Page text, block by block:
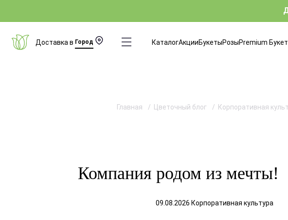
Доставка в Город КаталогАкцииБукетыРозыPremium
Главная Цветочный блог Корпоративная
Компания родом из мечты!
09.08.2026 Корпоративная культура